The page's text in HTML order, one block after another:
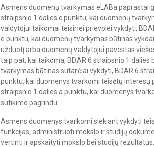
Asmens duomenų tvarkymas eLABa paprastai
straipsnio 1 dalies c punktu, kai duomenų
valdytojui taikomai teisinei prievolei vykdyti,
e punktu, kai duomenų tvarkymas būtinas
užduotį arba duomenų valdytojui pavestas
taip pat, kai taikoma, BDAR 6 straipsnio 1 dalies
tvarkymas būtinas sutarčiai vykdyti, BDAR 6
punktu, kai duomenys tvarkomi teisėtų interesų
straipsnio 1 dalies a punktu, kai duomenys
sutikimo pagrindu.
Asmens duomenys tvarkomi siekiant vykdyti
funkcijas, administruoti mokslo ir studijų
vertinti ir apskaityti mokslo bei studijų